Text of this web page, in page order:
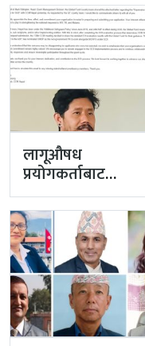
लागूऔषध
प्रयोगकर्ताबाट
सीसीएम उपाध्यक्ष
बनेका गुरुङको अवैध
इमेलले उठायो
अध्यक्ष…